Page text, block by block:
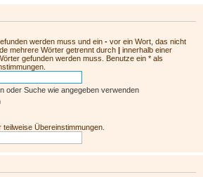
werden muss und ein - vor ein Wort, das nicht
mehrere Wörter getrennt durch | innerhalb einer
gefunden werden muss. Benutze ein * als
oder Suche wie angegeben verwenden
Übereinstimmungen.